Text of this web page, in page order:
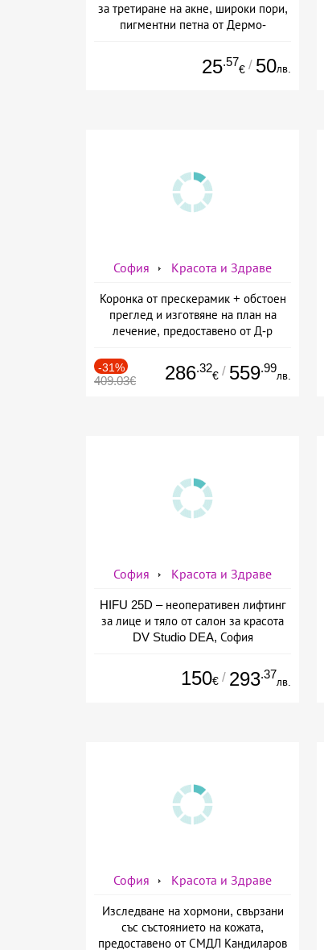
за третиране на акне, широки пори,
пигментни петна от Дермо-
25.57
€ / 50лв.
София Красота и Здраве
Коронка от прескерамик + обстоен
преглед и изготвяне на план на
лечение, предоставено от Д-р
-31%
409.03€ 286.32
€ / 559.99
лв.
София Красота и Здраве
HIFU 25D – неоперативен лифтинг
за лице и тяло от салон за красота
DV Studio DEA, София
150€ / 293.37
лв.
София Красота и Здраве
Изследване на хормони, свързани
със състоянието на кожата,
предоставено от СМДЛ Кандиларов